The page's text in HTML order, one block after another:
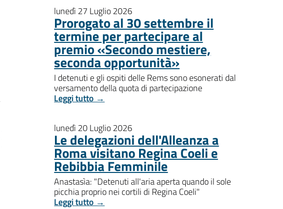
lunedì 27 Luglio 2026
Prorogato al 30 settembre il
termine per partecipare al
premio «Secondo mestiere,
seconda opportunità»
I detenuti e gli ospiti delle Rems sono esonerati dal
versamento della quota di partecipazione
Leggi tutto →
lunedì 20 Luglio 2026
Le delegazioni dell'Alleanza a
Roma visitano Regina Coeli e
Rebibbia Femminile
Anastasìa: "Detenuti all'aria aperta quando il sole
picchia proprio nei cortili di Regina Coeli"
Leggi tutto →